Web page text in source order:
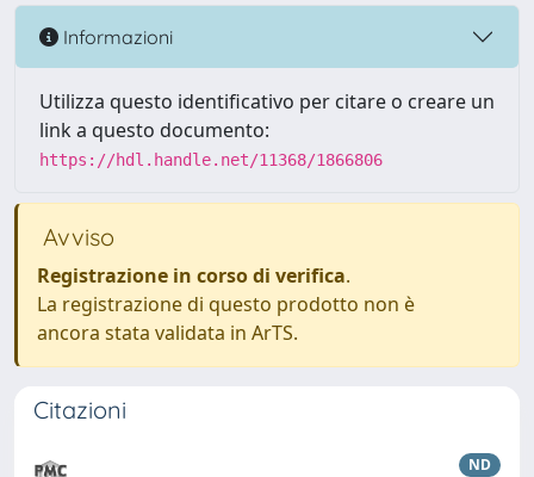
Informazioni
Utilizza questo identificativo per citare o creare un
link a questo documento:
https://hdl.handle.net/11368/1866806
Avviso
Registrazione in corso di verifica.
La registrazione di questo prodotto non è
ancora stata validata in ArTS.
Citazioni
ND